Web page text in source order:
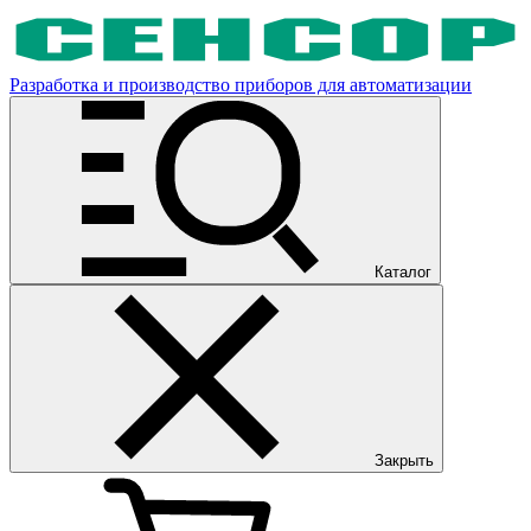
Разработка и производство приборов для автоматизации
Каталог
Закрыть